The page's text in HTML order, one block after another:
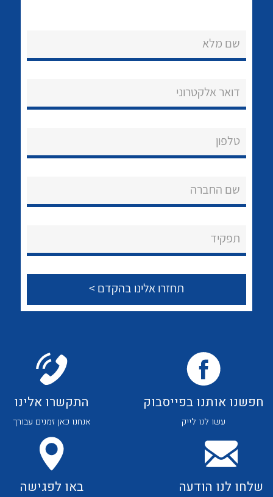
נקודות מכירה
About Ateka Ltd.
צור קשר
לכל מוצרי היצרן
לכל מוצרי היצרן לכל מוצרי היצרן
לכל מוצרי היצרן
שם מלא
דואר אלקטרוני
טלפון
שם החברה
תפקיד
חפשנו אותנו בפייסבוק
עשו לנו לייק
התקשרו אלינו
אנחנו כאן זמנים עבורך
שלחו לנו הודעה באו לפגישה